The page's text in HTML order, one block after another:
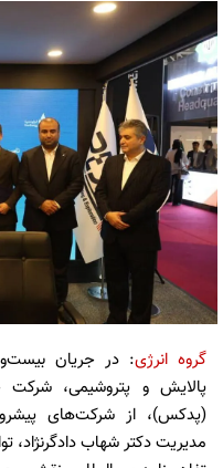
گروه انرژی: در جریان
پالایش و پتروشیمی،
(پدکس)، از شرکت‌های پیشرو
مدیریت دکتر شهاب دادگرنژاد،